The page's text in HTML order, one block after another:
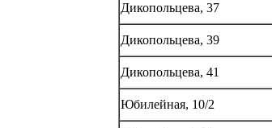
Дикопольцева, 37
Дикопольцева, 39
Дикопольцева, 41
Юбилейная, 10/2